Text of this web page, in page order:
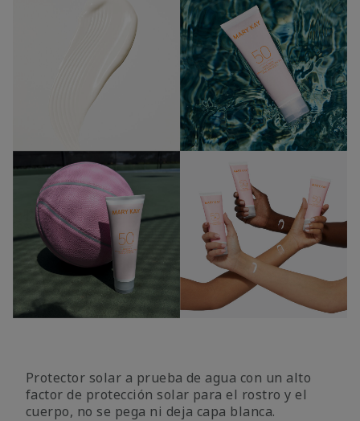
Protector solar a prueba de agua con un alto
factor de protección solar para el rostro y el
cuerpo, no se pega ni deja capa blanca.